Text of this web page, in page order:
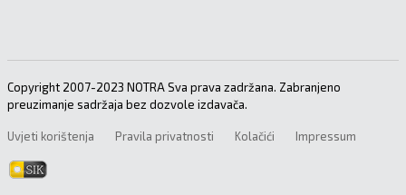
Copyright 2007-2023 NOTRA Sva prava zadržana. Zabranjeno
preuzimanje sadržaja bez dozvole izdavača.
Uvjeti korištenja Pravila privatnosti Kolačići Impressum